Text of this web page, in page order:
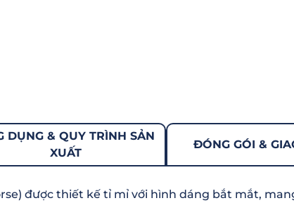
DỤNG & QUY TRÌNH SẢN
XUẤT
ĐÓNG GÓI &
được thiết kế tỉ mỉ với hình dáng bắt mắt,